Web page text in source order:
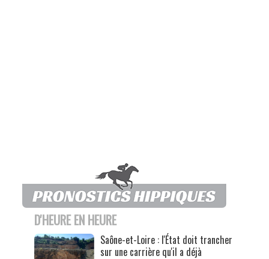
D'HEURE EN HEURE
Saône-et-Loire : l'État doit trancher
sur une carrière qu'il a déjà